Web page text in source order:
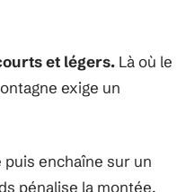
et légers. Là où le
exige un
enchaîne sur un
pénalise la montée,